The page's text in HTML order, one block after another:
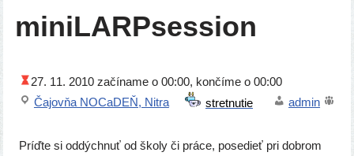
miniLARPsession
27. 11. 2010 začí­na­me o 00:00, kon­čí­me o 00:00
Čajovňa NOCaDEŇ, Nitra
admin
Príďte si oddých­nuť od ško­ly či prá­ce, pose­dieť pri dob­rom